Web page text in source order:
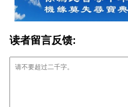
读者留言反馈: